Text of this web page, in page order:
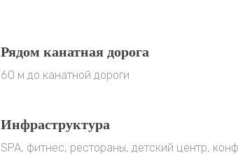
Рядом канатная дорога
60 м до канатной дороги
Инфраструктура
SPA, фитнес, рестораны, детский центр,